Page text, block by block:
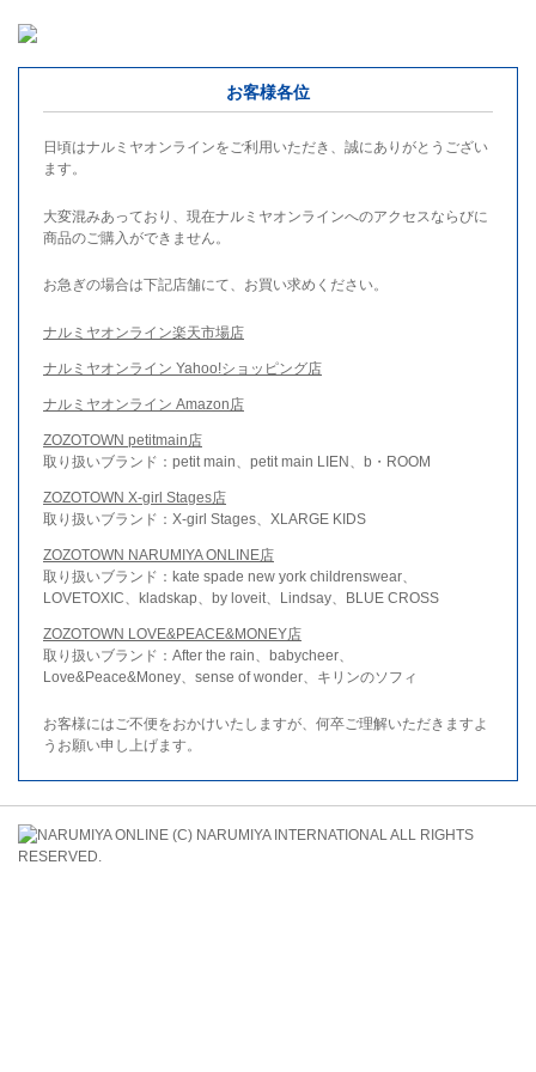
お客様各位
日頃はナルミヤオンラインをご利用いただき、誠にありがとうござい
ます。
大変混みあっており、現在ナルミヤオンラインへのアクセスならびに
商品のご購入ができません。
お急ぎの場合は下記店舗にて、お買い求めください。
ナルミヤオンライン楽天市場店
ナルミヤオンライン Yahoo!ショッピング店
ナルミヤオンライン Amazon店
ZOZOTOWN petitmain店
取り扱いブランド：petit main、petit main LIEN、b・ROOM
ZOZOTOWN X-girl Stages店
取り扱いブランド：X-girl Stages、XLARGE KIDS
ZOZOTOWN NARUMIYA ONLINE店
取り扱いブランド：kate spade new york childrenswear、
LOVETOXIC、kladskap、by loveit、Lindsay、BLUE CROSS
ZOZOTOWN LOVE&PEACE&MONEY店
取り扱いブランド：After the rain、babycheer、
Love&Peace&Money、sense of wonder、キリンのソフィ
お客様にはご不便をおかけいたしますが、何卒ご理解いただきますよ
うお願い申し上げます。